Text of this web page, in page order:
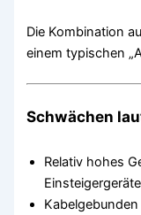
Die Kombination
einem typischen
Schwächen
Relativ hohes